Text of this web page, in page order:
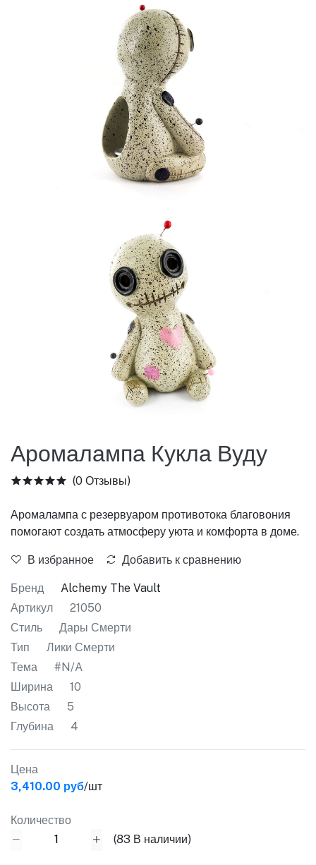
Аромалампа Кукла Вуду
(0 Отзывы)
Аромалампа с резервуаром противотока благовония
помогают создать атмосферу уюта и комфорта в доме.
В избранное Добавить к сравнению
Бренд
Alchemy The Vault
Артикул
21050
Стиль
Дары Смерти
Тип
Лики Смерти
Тема
#N/A
Ширина
10
Высота
5
Глубина
4
Цена
3,410.00 руб/шт
Количество
(83 В наличии)